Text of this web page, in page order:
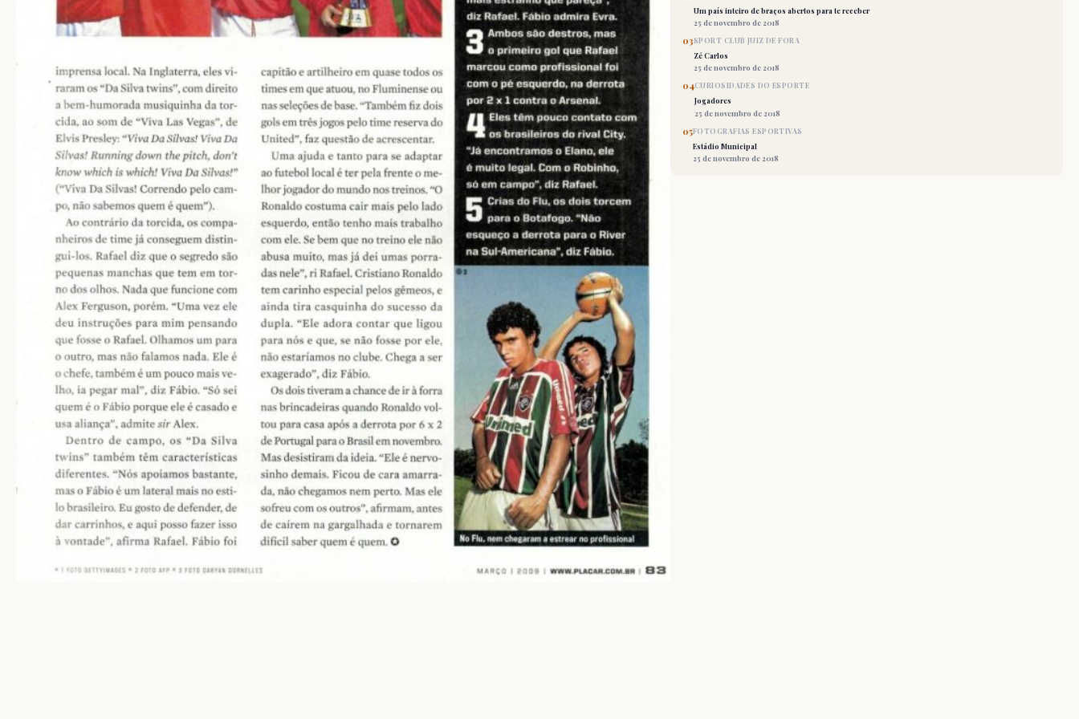
Um país inteiro de braços abertos para te receber
25 de novembro de 2018
03SPORT CLUB JUIZ DE FORA
Zé Carlos
25 de novembro de 2018
04CURIOSIDADES DO ESPORTE
Jogadores
25 de novembro de 2018
05FOTOGRAFIAS ESPORTIVAS
Estádio Municipal
25 de novembro de 2018